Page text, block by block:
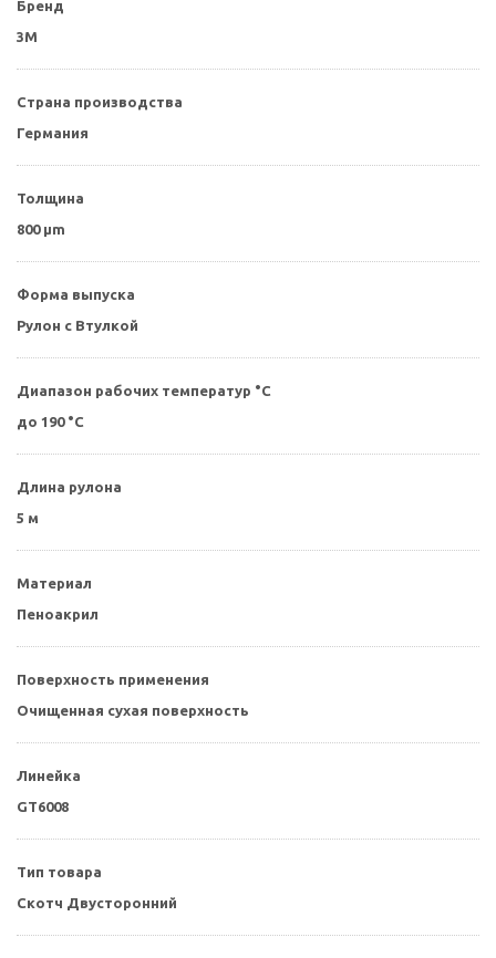
Бренд
3M
Страна производства
Германия
Толщина
800 µm
Форма выпуска
Рулон с Втулкой
Диапазон рабочих температур °С
до 190 °C
Длина рулона
5 м
Материал
Пеноакрил
Поверхность применения
Очищенная сухая поверхность
Линейка
GT6008
Тип товара
Скотч Двусторонний